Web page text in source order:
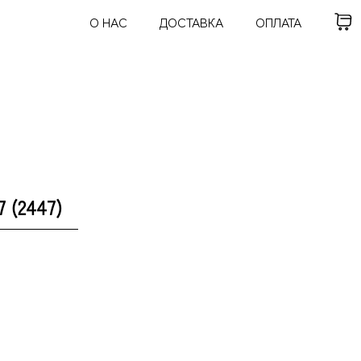
О НАС ДОСТАВКА ОПЛАТА
(2447)